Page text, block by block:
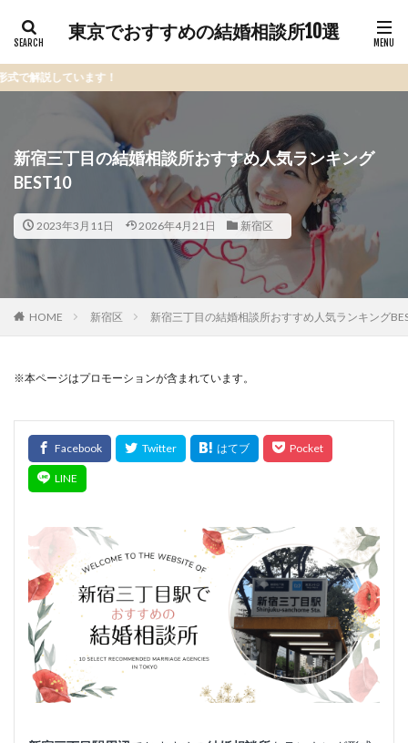
東京でおすすめの結婚相談所10選
す！
新宿三丁目の結婚相談所おすすめ人気ランキング
BEST10
2023年3月11日 2026年4月21日 新宿区
HOME 新宿区 新宿三丁目の結婚相談所おすすめ人気ランキング
※本ページはプロモーションが含まれています。